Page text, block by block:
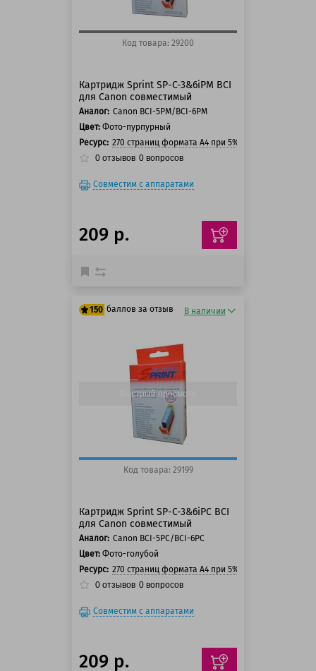
Код товара: 29200
Картридж Sprint SP-C-3&6iPM BCI
для Canon совместимый
Аналог: Canon BCI-5PM/BCI-6PM
Цвет: Фото-пурпурный
Ресурс: 270 страниц формата А4 при 5% заполнении
0 отзывов 0 вопросов
Совместим с аппаратами
209 р.
150 баллов за отзыв
125 баллов
150 баллов
В наличии
Быстрый просмотр
Код товара: 29199
Картридж Sprint SP-C-3&6iPC BCI
для Canon совместимый
Аналог: Canon BCI-5PC/BCI-6PC
Цвет: Фото-голубой
Ресурс: 270 страниц формата А4 при 5% заполнении
0 отзывов 0 вопросов
Совместим с аппаратами
209 р.